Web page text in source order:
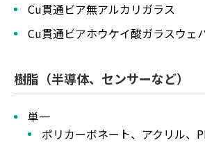
Cu貫通ビア無アルカリガラス
Cu貫通ビアホウケイ酸ガラスウェ
樹脂（半導体、センサーなど）
単一
ポリカーボネート、アクリル、